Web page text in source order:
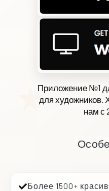
Приложение №1
для художников.
нам с
Более 1500+